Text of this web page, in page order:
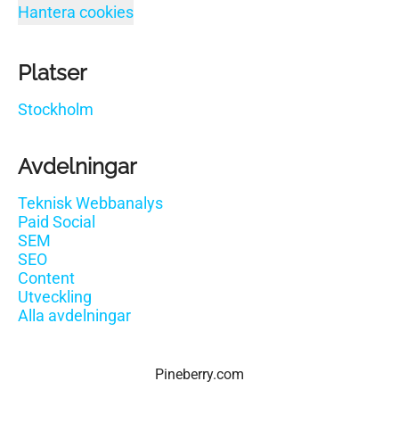
Hantera cookies
Platser
Stockholm
Avdelningar
Teknisk Webbanalys
Paid Social
SEM
SEO
Content
Utveckling
Alla avdelningar
Pineberry.com